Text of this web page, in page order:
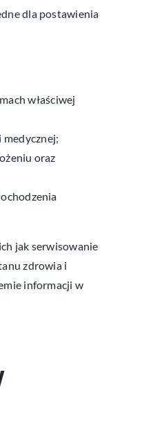
dla postawienia
właściwej
oraz
jak serwisowanie
zdrowia i
informacji w